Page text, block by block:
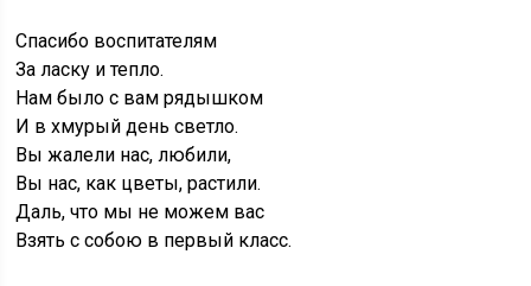
Спасибо воспитателям
За ласку и тепло.
Нам было с вам рядышком
И в хмурый день светло.
Вы жалели нас, любили,
Вы нас, как цветы, растили.
Даль, что мы не можем вас
Взять с собою в первый класс.